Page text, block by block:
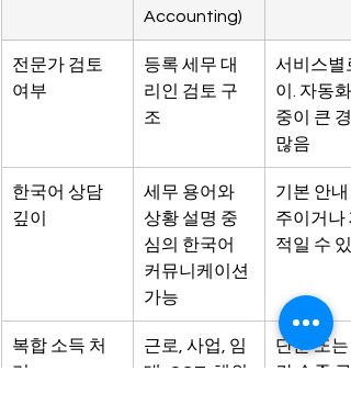
Accounting)
전문가 검토
여부
등록 세무 대
리인 검토 구
조
서비스별
이. 자동화
중이 큰
많음
한국어 상담
깊이
세무 용어와
상황 설명 중
심의 한국어
커뮤니케이션
가능
기본 안내
주이거나
적일 수 있
복합 소득 처
리
근로, 사업, 임
대, CGT, 해외
단순 또는
간 수준 구